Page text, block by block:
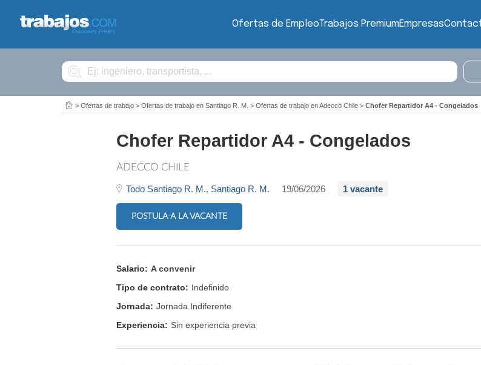
Ofertas de EmpleoTrabajos PremiumEmpresas
Buscar
> Ofertas de trabajo > Ofertas de trabajo en Santiago R. M. > Ofertas de trabajo en Adecco Chile > Chofer Repartidor A4 - Congelados
Chofer Repartidor A4 - Congelados
ADECCO CHILE
Todo Santiago R. M., Santiago R. M. 19/06/2026 1 vacante
POSTULA A LA VACANTE
Salario: A convenir
Tipo de contrato: Indefinido
Jornada: Jornada Indiferente
Experiencia: Sin experiencia previa